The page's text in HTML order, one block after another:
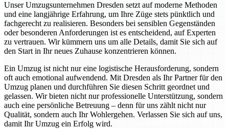
Unser Umzugsunternehmen Dresden setzt auf moderne Methoden
und eine langjährige Erfahrung, um Ihre Züge stets pünktlich und
fachgerecht zu realisieren. Besonders bei sensiblen Gegenständen
oder besonderen Anforderungen ist es entscheidend, auf Experten
zu vertrauen. Wir kümmern uns um alle Details, damit Sie sich auf
den Start in Ihr neues Zuhause konzentrieren können.
Ein Umzug ist nicht nur eine logistische Herausforderung, sondern
oft auch emotional aufwendend. Mit Dresden als Ihr Partner für den
Umzug planen und durchführen Sie diesen Schritt geordnet und
gelassen. Wir bieten nicht nur professionelle Unterstützung, sondern
auch eine persönliche Betreuung – denn für uns zählt nicht nur
Qualität, sondern auch Ihr Wohlergehen. Verlassen Sie sich auf uns,
damit Ihr Umzug ein Erfolg wird.